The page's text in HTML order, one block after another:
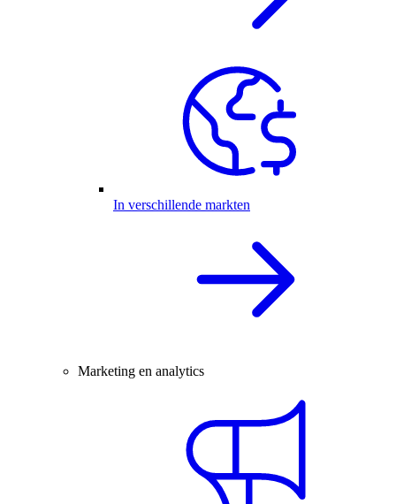
In verschillende markten
Marketing en analytics